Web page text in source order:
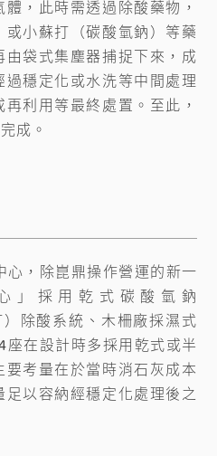
，此時需透過除酸藥物，
小蘇打（碳酸氫鈉）等藥
由袋式集塵器捕捉下來，成
穩定化或水洗等中間處理
利用等最終處置。至此，
成。
心，除崑鼎操作營運的新一
」採用乾式碳酸氫鈉
）除酸系統、木柵廠採濕式
座在設計時多採用乾式或半
考量在於當時消石灰成本
以容納經穩定化處理後之